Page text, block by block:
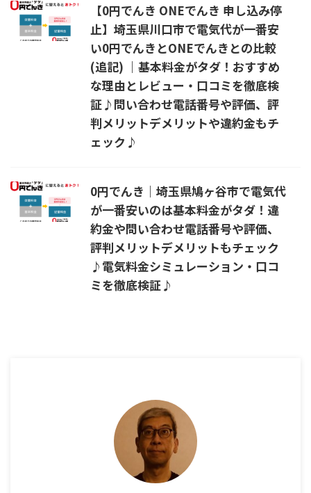
【0円でんき ONEでんき 申し込み停
止】埼玉県川口市で電気代が一番安
い0円でんきとONEでんきとの比較
(追記) ｜基本料金がタダ！おすすめ
な理由とレビュー・口コミを徹底検
証♪問い合わせ電話番号や評価、評
判メリットデメリットや違約金もチ
ェック♪
0円でんき｜埼玉県鳩ヶ谷市で電気代
が一番安いのは基本料金がタダ！違
約金や問い合わせ電話番号や評価、
評判メリットデメリットもチェック
♪電気料金シミュレーション・口コ
ミを徹底検証♪